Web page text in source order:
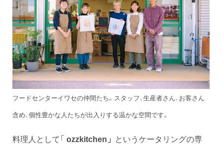
フードセンターイワセの仲間たち。スタッフ、生産者さん、お客さん
含め、個性豊かな人たちが出入りする温かな空間です。
料理人として「 ozzkitchen」
というケータリングの専